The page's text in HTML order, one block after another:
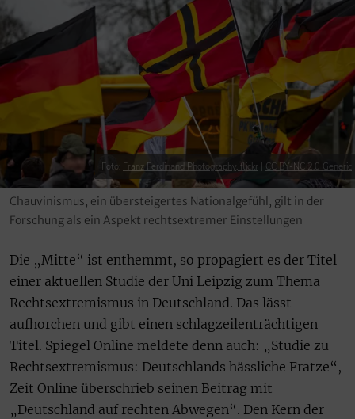
Foto: Franz Ferdinand Photography, flickr CC BY-NC 2.0 Generic
Chauvinismus, ein übersteigertes Nationalgefühl, gilt in der
Forschung als ein Aspekt rechtsextremer Einstellungen
Die „Mitte“ ist enthemmt, so propagiert es der Titel
einer aktuellen Studie der Uni Leipzig zum Thema
Rechtsextremismus in Deutschland. Das lässt
aufhorchen und gibt einen schlagzeilenträchtigen
Titel. Spiegel Online meldete denn auch: „Studie zu
Rechtsextremismus: Deutschlands hässliche Fratze“,
Zeit Online überschrieb seinen Beitrag mit
„Deutschland auf rechten Abwegen“. Den Kern der